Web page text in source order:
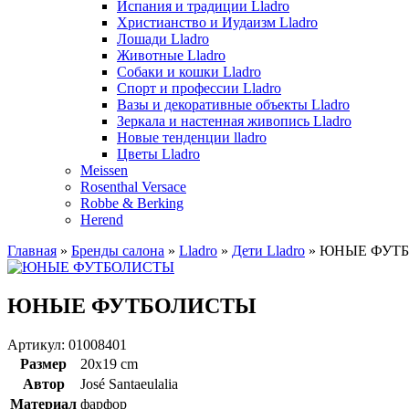
Испания и традиции Lladro
Христианство и Иудаизм Lladro
Лошади Lladro
Животные Lladro
Собаки и кошки Lladro
Спорт и профессии Lladro
Вазы и декоративные объекты Lladro
Зеркала и настенная живопись Lladro
Новые тенденции lladro
Цветы Lladro
Meissen
Rosenthal Versace
Robbe & Berking
Herend
Главная » Бренды салона » Lladro » Дети Lladro » ЮНЫЕ
ЮНЫЕ ФУТБОЛИСТЫ
Артикул: 01008401
Размер
20x19 cm
Автор
José Santaeulalia
Материал фарфор